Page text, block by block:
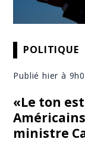
POLITIQUE
Publié hier à
«Le ton
ministre